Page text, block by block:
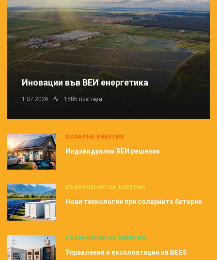
Иновации във ВЕИ енергетика
1.07.2026 1586 прегледа
СОЛАРНА ЕНЕРГИЯ
Индивидуални ВЕИ решения
СЪХРАНЕНИЕ НА ЕНЕРГИЯ
Нови технологии при соларните батерии
СЪХРАНЕНИЕ НА ЕНЕРГИЯ
Управление и експлоатация на BESS